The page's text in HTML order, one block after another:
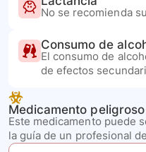
No se recomienda
Consumo de
El consumo de
de efectos
Medicamento peligroso
Este medicamento puede
la guía de un profesional